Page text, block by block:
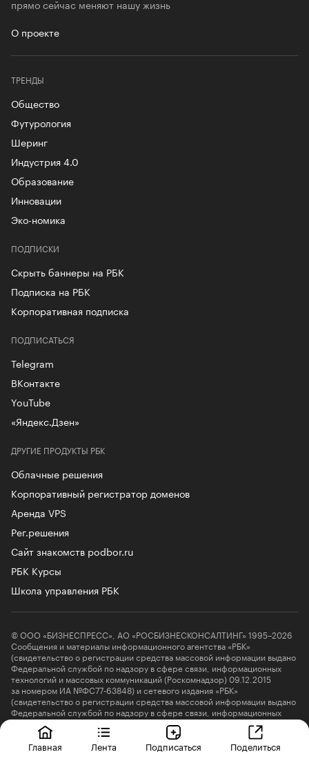
прямо сейчас меняют нашу жизнь
О проекте
ТРЕНДЫ
Общество
Футурология
Шеринг
Индустрия 4.0
Образование
Инновации
Эко-номика
ПОДПИСКИ
Скрыть баннеры на РБК
Подписка на РБК
Корпоративная подписка
ДРУГИЕ ПРОДУКТЫ РБК
Облачные решения
Корпоративный регистратор доменов
Аренда VPS
Рег.решения
Сайт знакомств podbor.ru
РБК Курсы
Школа управления РБК
ПОДПИСАТЬСЯ
Telegram
ВКонтакте
YouTube
«Яндекс.Дзен»
© ООО «БИЗНЕСПРЕСС», АО «РОСБИЗНЕСКОНСАЛТИНГ» 1995–2026
Сообщения и материалы информационного агентства «РБК»
(свидетельство о регистрации средства массовой информации выдано
Федеральной службой по надзору в сфере связи, информационных
технологий и массовых коммуникаций (Роскомнадзор) 09.12.2015
за номером ИА №ФС77-63848) и сетевого издания «РБК»
(свидетельство о регистрации средства массовой информации выдано
Федеральной службой по надзору в сфере связи, информационных
технологий и массовых коммуникаций (Роскомнадзор) 03.12.2021
за номером ЭЛ №ФС77-82385) сопровождаются пометкой «РБК».
letters@rbc.ru
Главная Лента Подписаться Поделиться